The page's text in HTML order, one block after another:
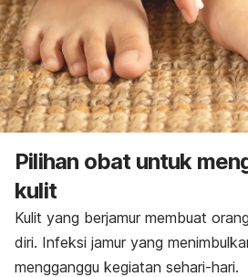
Pilihan obat untuk
kulit
Kulit yang berjamur membuat
diri. Infeksi jamur yang
mengganggu kegiatan sehari-hari.